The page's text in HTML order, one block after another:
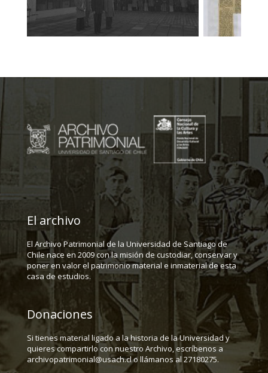
El archivo
El Archivo Patrimonial de la Universidad de Santiago de
Chile nace en 2009 con la misión de custodiar, conservar y
poner en valor el patrimonio material e inmaterial de esta
casa de estudios.
Donaciones
Si tienes material ligado a la historia de la Universidad y
quieres compartirlo con nuestro Archivo, escríbenos a
archivopatrimonial@usach.cl o llámanos al 27180275.